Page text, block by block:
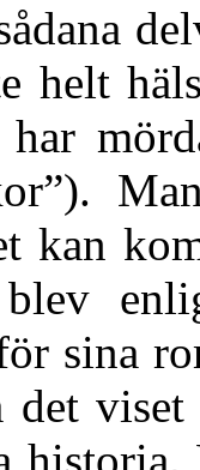
helt
har
kan
sina
det